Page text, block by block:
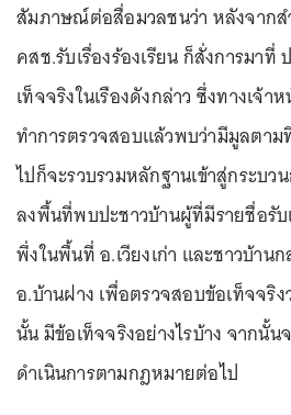
สัมภาษณ์ต่อสื่อมวลชนว่า หลังจากส
คสช.รับเรื่องร้องเรียน ก็สั่งการมา
เท็จจริงในเรืองดังกล่าว ซึ่งทางเจ้า
ทำการตรวจสอบแล้วพบว่ามีมูลตา
ไปก็จะรวบรวมหลักฐานเข้าสู่กระบ
ลงพื้นที่พบปะชาวบ้านผู้ที่มีรายชื่อรับ
พึ่งในพื้นที่ อ.เวียงเก่า และชาวบ้าน
อ.บ้านฝาง เพื่อตรวจสอบข้อเท็จจริ
นั้น มีข้อเท็จจริงอย่างไรบ้าง จากนั้น
ดำเนินการตามกฎหมายต่อไป